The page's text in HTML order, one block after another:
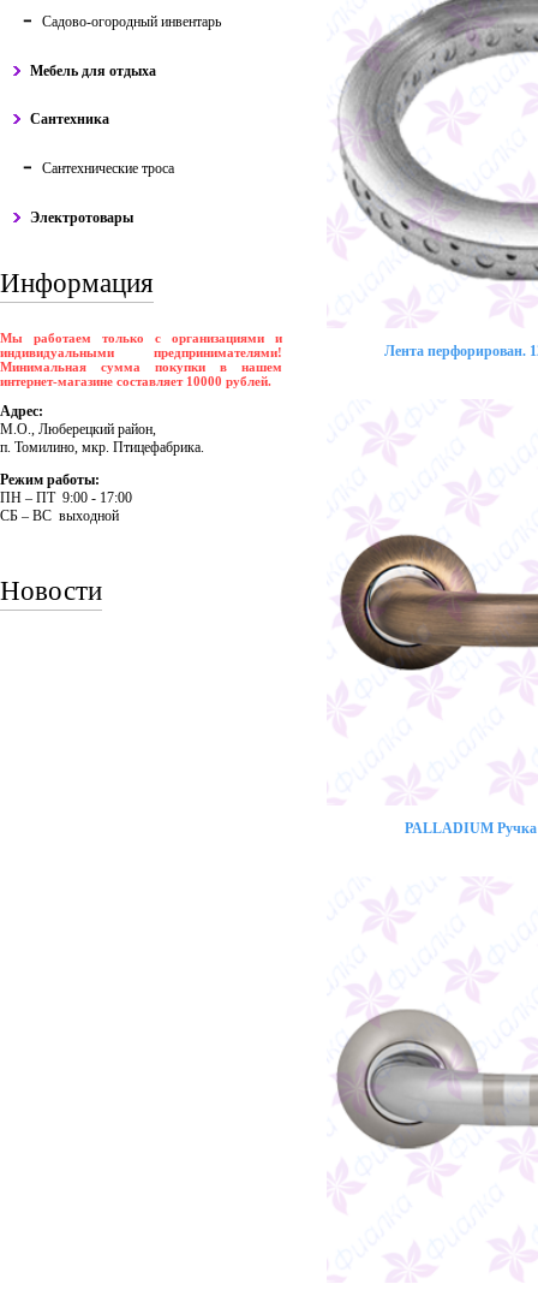
Садово-огородный инвентарь
Мебель для отдыха
Сантехника
Сантехнические троса
Электротовары
Информация
Мы работаем только с организациями и
индивидуальными предпринимателями!
Минимальная сумма покупки в нашем
интернет-магазине составляет 10000 рублей.
Адрес:
М.О., Люберецкий район,
п. Томилино, мкр. Птицефабрика.
Режим работы:
ПH – ПT 9:00 - 17:00
CБ – BC выходной
Новости
Лента перфорирован.
PALLADIUM Ручка